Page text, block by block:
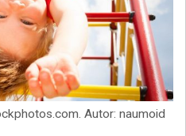
Autor: naumoid